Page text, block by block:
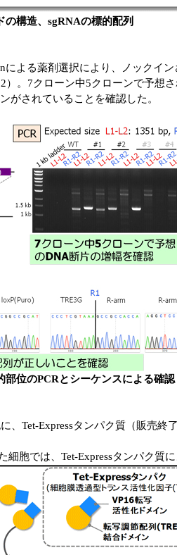
の構造、sgRNAの標的配列
による薬剤選択により、ノックイ
）。7クローン中5クローンで予想
がされていることを確認した。
部位のPCRとシーケンスによる確認
、Tet-Expressタンパク質（販売終
細胞では、Tet-Expressタンパク質